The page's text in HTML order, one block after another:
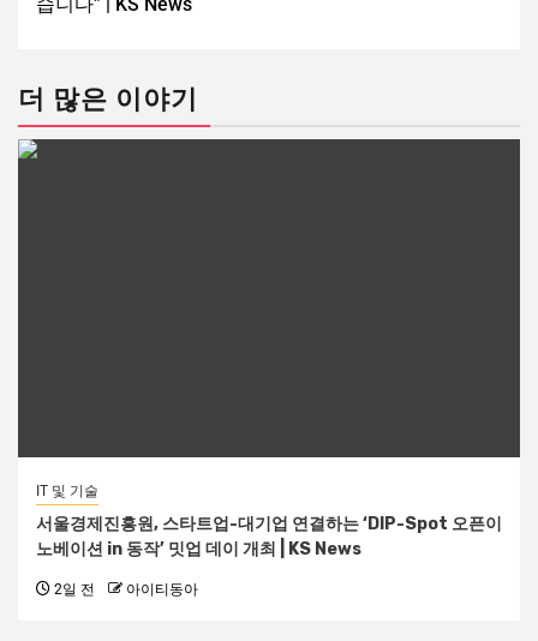
더 많은 이야기
IT 및 기술
서울경제진흥원, 스타트업-대기업 연결하는 ‘DIP-Spot 오픈이
노베이션 in 동작’ 밋업 데이 개최 | KS News
2일 전 아이티동아